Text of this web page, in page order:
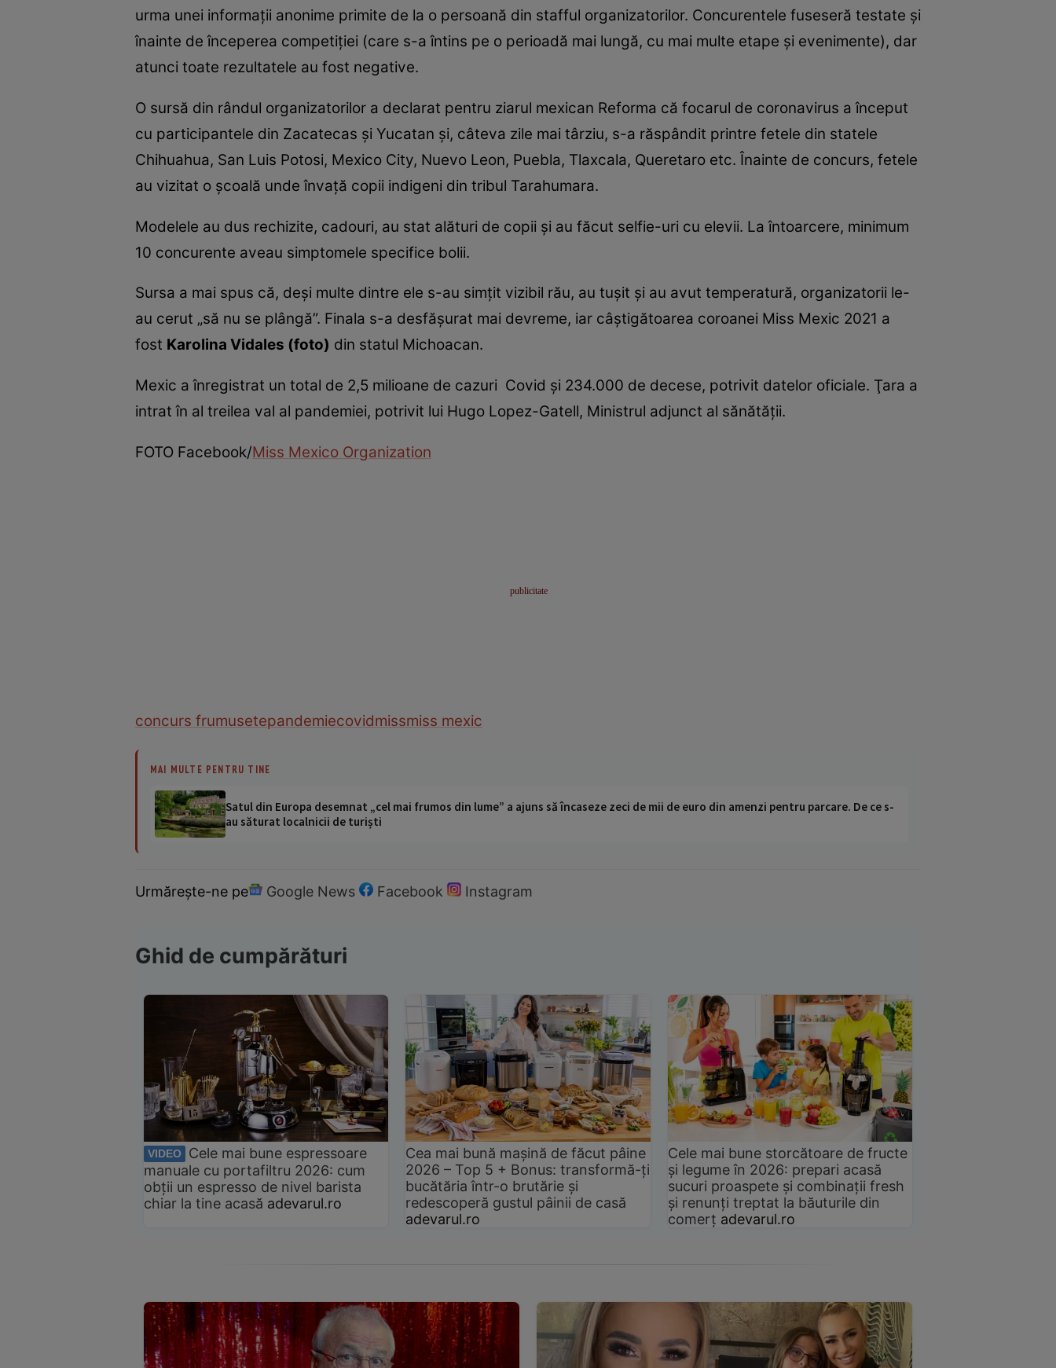
urma unei informaţii anonime primite de la o persoană din stafful organizatorilor. Concurentele fuseseră testate şi
înainte de începerea competiţiei (care s-a întins pe o perioadă mai lungă, cu mai multe etape şi evenimente), dar
atunci toate rezultatele au fost negative.
O sursă din rândul organizatorilor a declarat pentru ziarul mexican Reforma că focarul de coronavirus a început
cu participantele din Zacatecas şi Yucatan şi, câteva zile mai târziu, s-a răspândit printre fetele din statele
Chihuahua, San Luis Potosi, Mexico City, Nuevo Leon, Puebla, Tlaxcala, Queretaro etc. Înainte de concurs, fetele
au vizitat o şcoală unde învaţă copii indigeni din tribul Tarahumara.
Modelele au dus rechizite, cadouri, au stat alături de copii şi au făcut selfie-uri cu elevii. La întoarcere, minimum
10 concurente aveau simptomele specifice bolii.
Sursa a mai spus că, deşi multe dintre ele s-au simţit vizibil rău, au tuşit şi au avut temperatură, organizatorii le-
au cerut „să nu se plângă”. Finala s-a desfăşurat mai devreme, iar câştigătoarea coroanei Miss Mexic 2021 a
fost Karolina Vidales (foto) din statul Michoacan.
Mexic a înregistrat un total de 2,5 milioane de cazuri Covid şi 234.000 de decese, potrivit datelor oficiale. Ţara a
intrat în al treilea val al pandemiei, potrivit lui Hugo Lopez-Gatell, Ministrul adjunct al sănătăţii.
FOTO Facebook/Miss Mexico Organization
concurs frumusetepandemiecovidmissmiss mexic
MAI MULTE PENTRU TINE
Satul din Europa desemnat „cel mai frumos din lume” a ajuns să încaseze zeci de mii de euro din amenzi pentru parcare. De ce s-
au săturat localnicii de turiști
Urmărește-ne pe Google News Facebook Instagram
Ghid de cumpărături
VIDEO
Cele mai bune espressoare
manuale cu portafiltru 2026: cum
obții un espresso de nivel barista
chiar la tine acasă adevarul.ro
Cea mai bună mașină de făcut pâine
2026 – Top 5 + Bonus: transformă-ți
bucătăria într-o brutărie și
redescoperă gustul pâinii de casă
adevarul.ro
Cele mai bune storcătoare de fructe
și legume în 2026: prepari acasă
sucuri proaspete și combinații fresh
și renunți treptat la băuturile din
comerț adevarul.ro